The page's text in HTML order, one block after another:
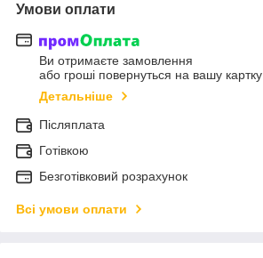
Умови оплати
Ви отримаєте замовлення
або гроші повернуться на вашу картку
Детальніше
Післяплата
Готівкою
Безготівковий розрахунок
Всі умови оплати